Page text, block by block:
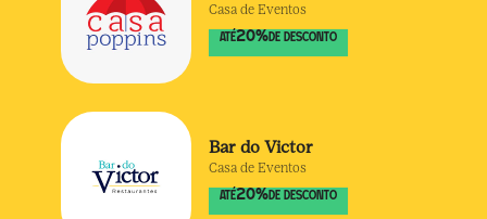
Casa de Eventos
ATÉ20% DE DESCONTO
Bar do Victor
Casa de Eventos
ATÉ20% DE DESCONTO